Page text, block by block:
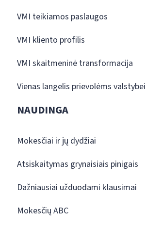
VMI teikiamos paslaugos
VMI kliento profilis
VMI skaitmeninė transformacija
Vienas langelis prievolėms
NAUDINGA
Mokesčiai ir jų dydžiai
Atsiskaitymas grynaisiais pinigais
Dažniausiai užduodami klausimai
Mokesčių ABC